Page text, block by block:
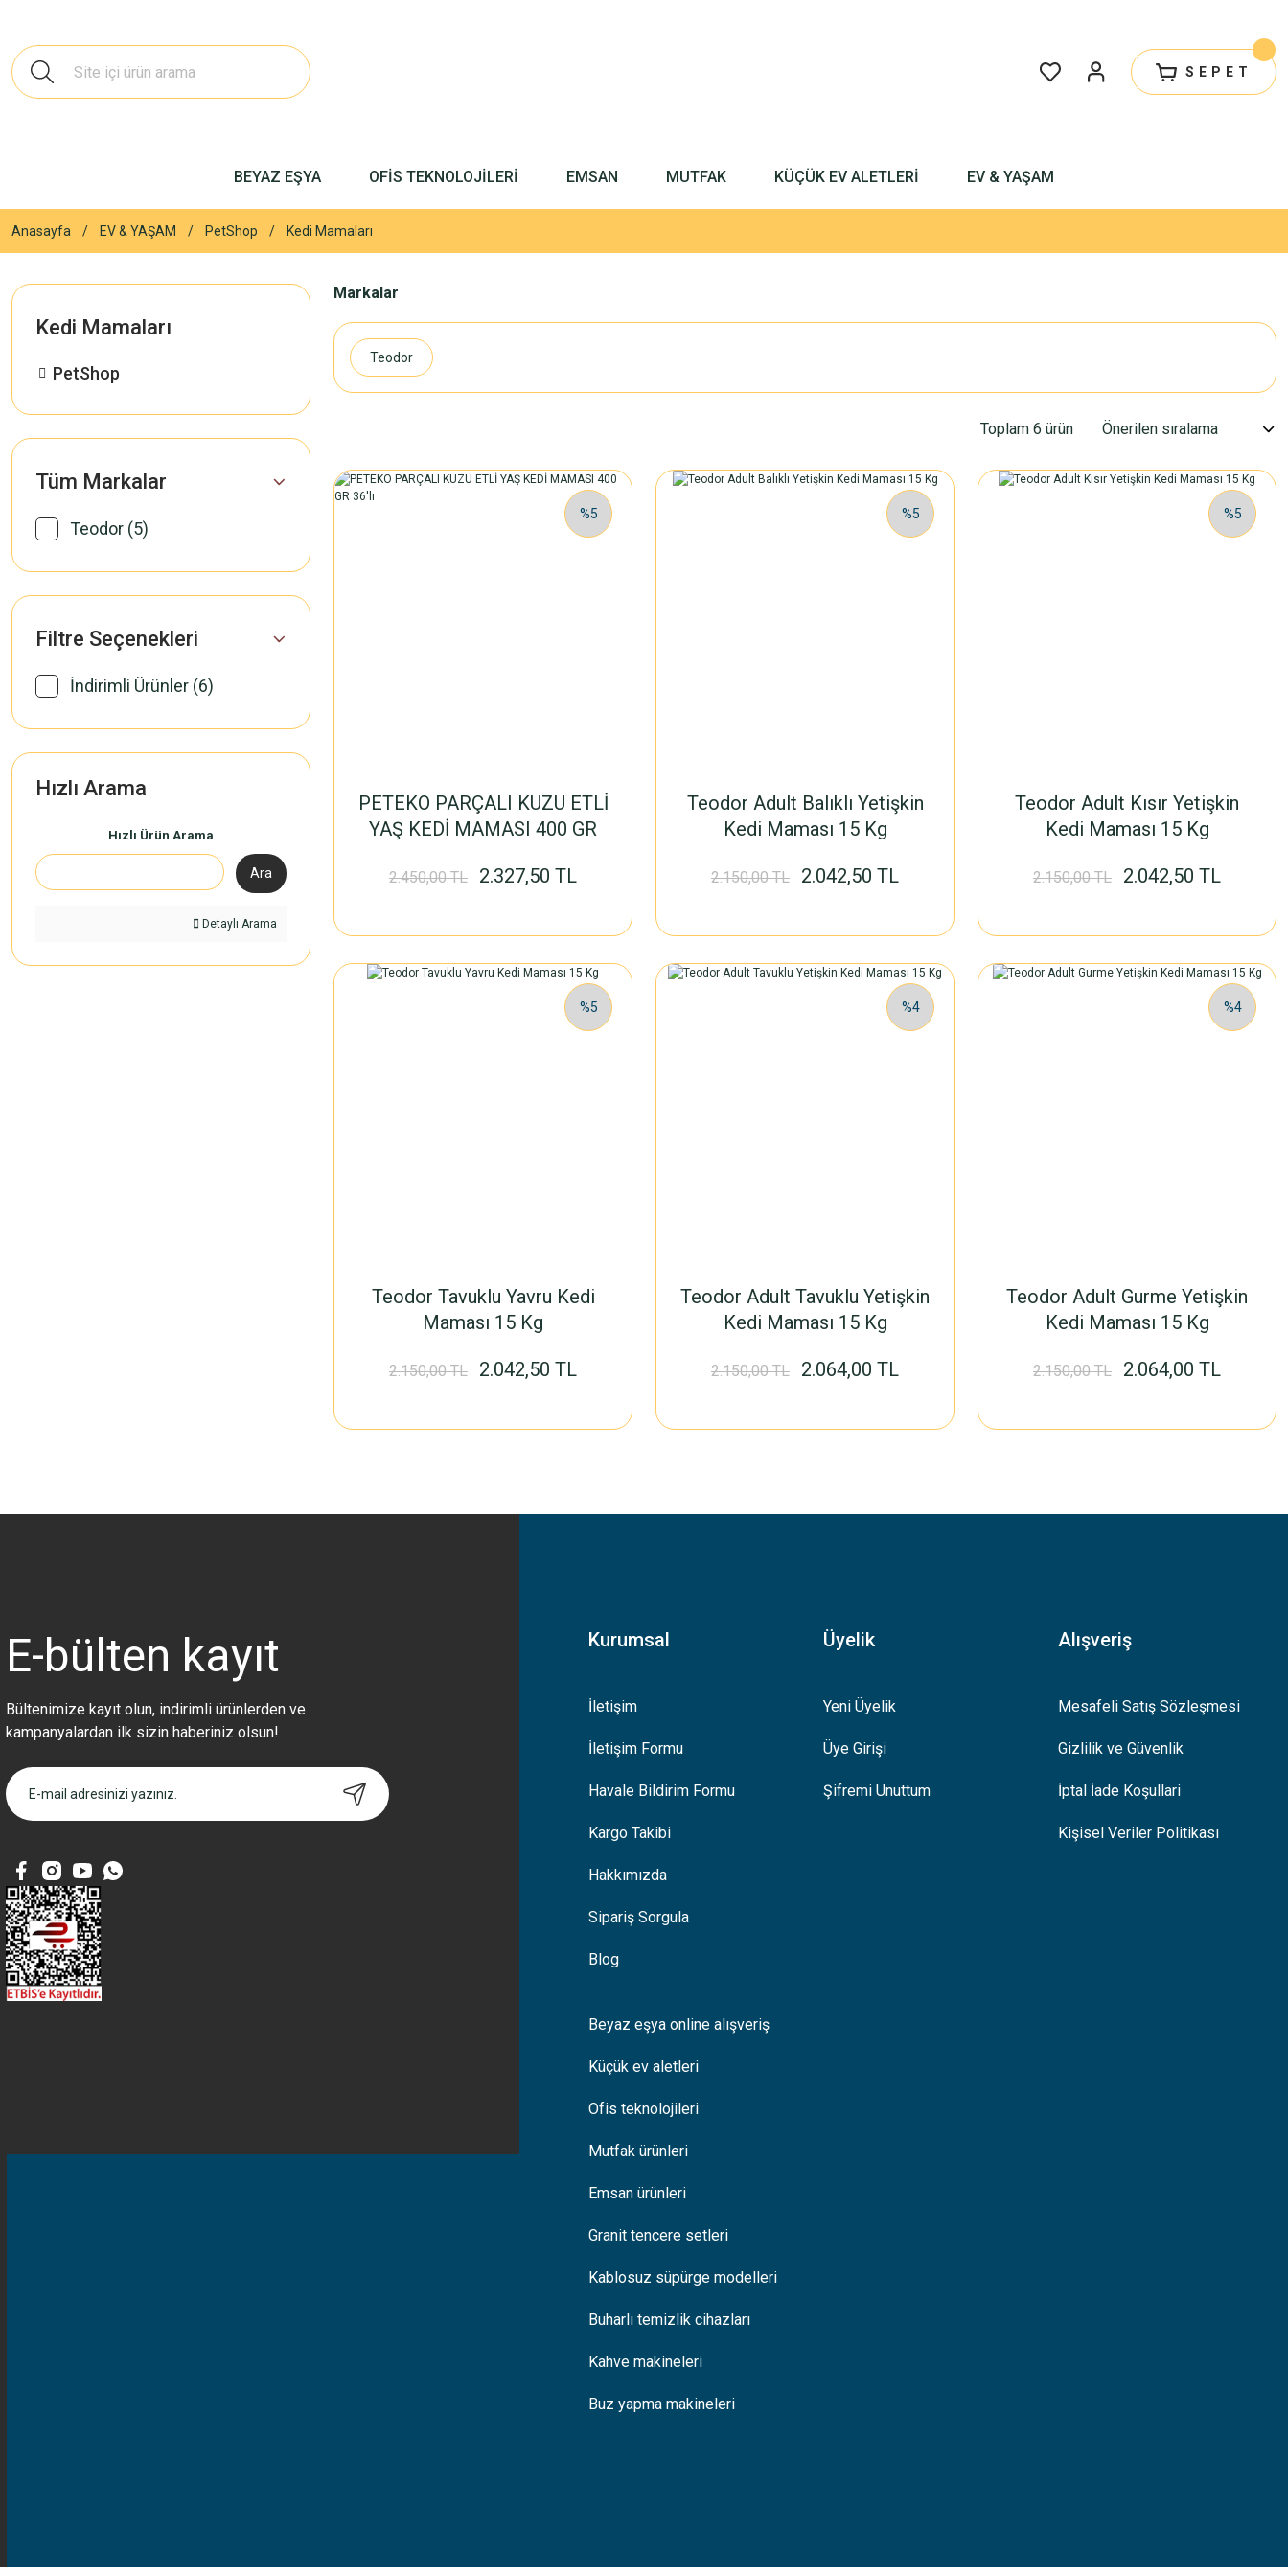
SEPET
BEYAZ EŞYA OFİS TEKNOLOJİLERİ EMSAN MUTFAK KÜÇÜK EV ALETLERİ EV & YAŞAM
Anasayfa EV & YAŞAM PetShop Kedi Mamaları
Kedi Mamaları
PetShop
Tüm Markalar
Teodor (5)
Filtre Seçenekleri
İndirimli Ürünler (6)
Hızlı Arama
Hızlı Ürün Arama
Ara
Detaylı Arama
Markalar
Teodor
Toplam 6 ürün
%5
PETEKO PARÇALI KUZU ETLİ
YAŞ KEDİ MAMASI 400 GR
2.450,00 TL 2.327,50 TL
%5
Teodor Adult Balıklı Yetişkin
Kedi Maması 15 Kg
2.150,00 TL 2.042,50 TL
%5
Teodor Adult Kısır Yetişkin
Kedi Maması 15 Kg
2.150,00 TL 2.042,50 TL
%5
Teodor Tavuklu Yavru Kedi
Maması 15 Kg
2.150,00 TL 2.042,50 TL
%4
Teodor Adult Tavuklu Yetişkin
Kedi Maması 15 Kg
2.150,00 TL 2.064,00 TL
%4
Teodor Adult Gurme Yetişkin
Kedi Maması 15 Kg
2.150,00 TL 2.064,00 TL
E-bülten kayıt
Bültenimize kayıt olun, indirimli ürünlerden ve
kampanyalardan ilk sizin haberiniz olsun!
Kurumsal
İletişim
İletişim Formu
Havale Bildirim Formu
Kargo Takibi
Hakkımızda
Sipariş Sorgula
Blog
Üyelik
Yeni Üyelik
Üye Girişi
Şifremi Unuttum
Alışveriş
Mesafeli Satış Sözleşmesi
Gizlilik ve Güvenlik
İptal İade Koşullari
Kişisel Veriler Politikası
Beyaz eşya online alışveriş
Küçük ev aletleri
Ofis teknolojileri
Mutfak ürünleri
Emsan ürünleri
Granit tencere setleri
Kablosuz süpürge modelleri
Buharlı temizlik cihazları
Kahve makineleri
Buz yapma makineleri